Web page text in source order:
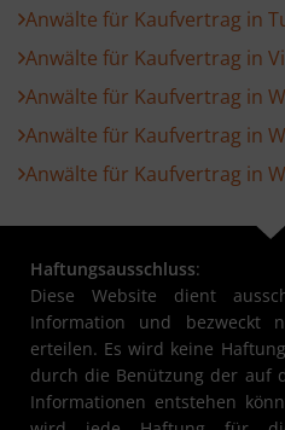
Anwälte für Kaufvertrag in
Anwälte für Kaufvertrag in
Anwälte für Kaufvertrag in
Anwälte für Kaufvertrag in
Anwälte für Kaufvertrag in
Haftungsausschluss:
Diese Website dient
Information und bezweckt
erteilen. Es wird keine
durch die Benützung der auf
Informationen entstehen